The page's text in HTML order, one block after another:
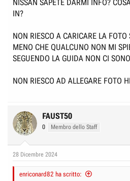
NISSAN SAPETE DARMI INFO?
IN?
NON RIESCO A CARICARE LA
MENO CHE QUALCUNO NON MI
SEGUENDO LA GUIDA NON CI
NON RIESCO AD ALLEGARE FOTO
FAUST50
0 Membro dello Staff
28 Dicembre 2024
enriconard82 ha scritto: